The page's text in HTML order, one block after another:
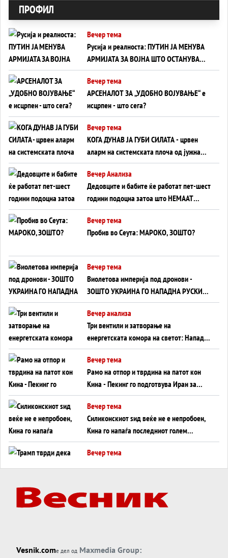
ПРОФИЛ
Вечер тема
Русија и реалноста: ПУТИН ЈА МЕНУВА
АРМИЈАТА ЗА ВОЈНА ШТО ОСТАНУВА
БЕЗ ФРОНТ
Вечер тема
АРСЕНАЛОТ ЗА „УДОБНО ВОЈУВАЊЕ“ е
исцрпен - што сега?
Вечер тема
КОГА ДУНАВ ЈА ГУБИ СИЛАТА - црвен
аларм на системската плоча од јужна
Германија до Црното Море...
Вечер Анализа
Дедовците и бабите ќе работат пет-шест
години подоцна затоа што НЕМААТ
ВНУЦИ ДА ГИ ЗАМЕНАТ
Вечер тема
Пробив во Сеута: МАРОКО, ЗОШТО?
Вечер тема
Виолетова империја под дронови -
ЗОШТО УКРАИНА ГО НАПАДНА РУСКИОТ
WILDBERRIES
Вечер анализа
Три вентили и затворање на
енергетската комора на светот: Нападот
во Суец најавува глобален енергетски
инфаркт?
Вечер тема
Рамо на отпор и тврдина на патот кон
Кина - Пекинг го подготвува Иран за
американска копнена инвазија
Вечер тема
Силиконскиот ѕид веќе не е непробоен,
Кина го напаѓа последниот голем
монопол на Западот?
Вечер тема
Вечер тема
ДЛАБОКО УДОЛУ: Сметководствените
Вечер тема
Vesnik.comе дел од Maxmedia Group: